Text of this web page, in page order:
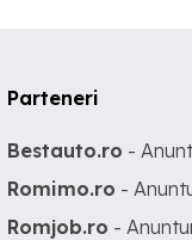
Parteneri
Bestauto.ro -
Romimo.ro -
Romjob.ro -